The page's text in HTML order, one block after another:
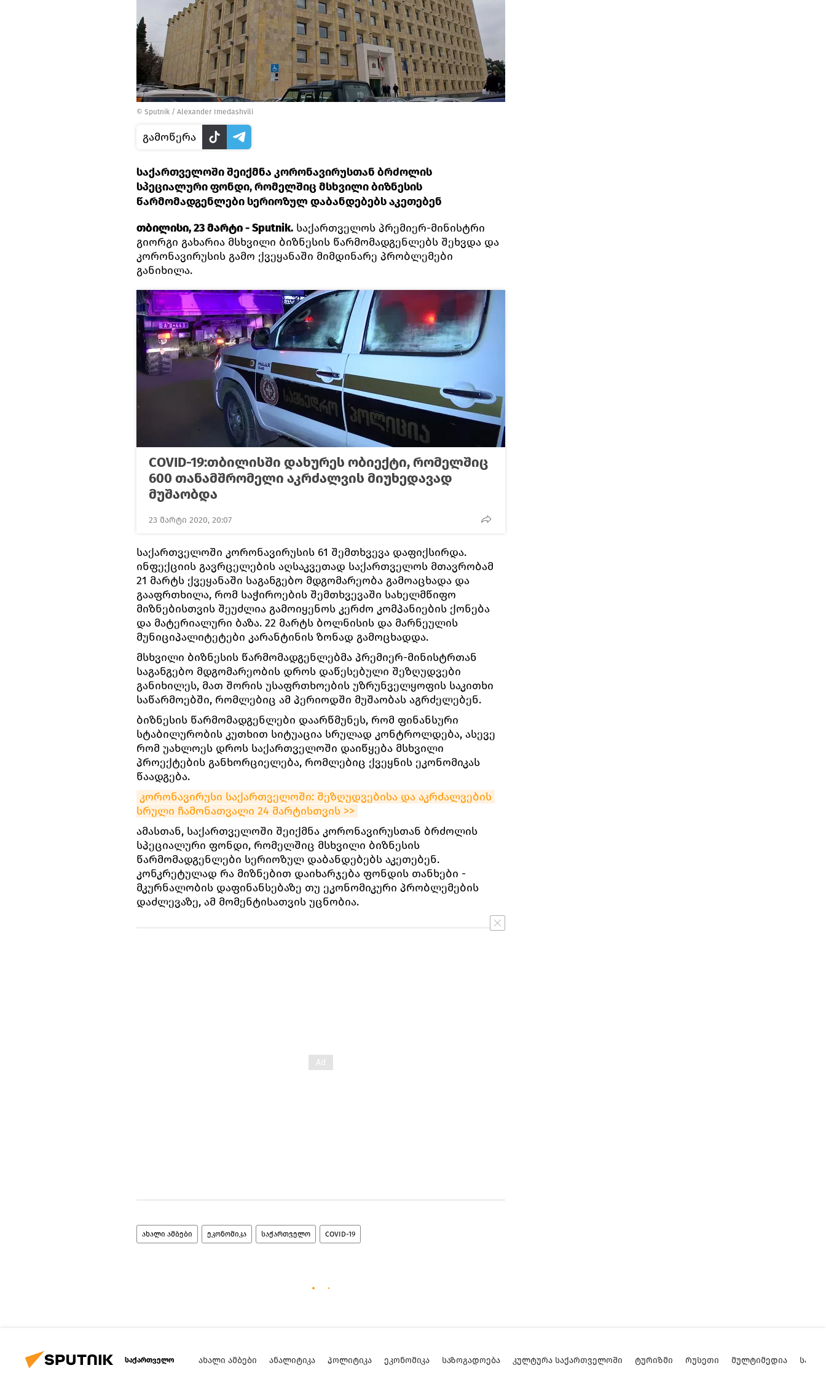
© Sputnik / Alexander Imedashvili
გამოწერა
საქართველოში შეიქმნა კორონავირუსთან ბრძოლის
სპეციალური ფონდი, რომელშიც მსხვილი ბიზნესის
წარმომადგენლები სერიოზულ დაბანდებებს აკეთებენ
თბილისი, 23 მარტი - Sputnik. საქართველოს პრემიერ-მინისტრი
გიორგი გახარია მსხვილი ბიზნესის წარმომადგენლებს შეხვდა და
კორონავირუსის გამო ქვეყანაში მიმდინარე პრობლემები
განიხილა.
COVID-19:თბილისში დახურეს ობიექტი, რომელშიც
600 თანამშრომელი აკრძალვის მიუხედავად
მუშაობდა
23 მარტი 2020, 20:07
საქართველოში კორონავირუსის 61 შემთხვევა დაფიქსირდა.
ინფექციის გავრცელების აღსაკვეთად საქართველოს მთავრობამ
21 მარტს ქვეყანაში საგანგებო მდგომარეობა გამოაცხადა და
გააფრთხილა, რომ საჭიროების შემთხვევაში სახელმწიფო
მიზნებისთვის შეუძლია გამოიყენოს კერძო კომპანიების ქონება
და მატერიალური ბაზა. 22 მარტს ბოლნისის და მარნეულის
მუნიციპალიტეტები კარანტინის ზონად გამოცხადდა.
მსხვილი ბიზნესის წარმომადგენლებმა პრემიერ-მინისტრთან
საგანგებო მდგომარეობის დროს დაწესებული შეზღუდვები
განიხილეს, მათ შორის უსაფრთხოების უზრუნველყოფის საკითხი
საწარმოებში, რომლებიც ამ პერიოდში მუშაობას აგრძელებენ.
ბიზნესის წარმომადგენლები დაარწმუნეს, რომ ფინანსური
სტაბილურობის კუთხით სიტუაცია სრულად კონტროლდება, ასევე
რომ უახლოეს დროს საქართველოში დაიწყება მსხვილი
პროექტების განხორციელება, რომლებიც ქვეყნის ეკონომიკას
წაადგება.
კორონავირუსი საქართველოში: შეზღუდვებისა და აკრძალვების
სრული ჩამონათვალი 24 მარტისთვის >>
ამასთან, საქართველოში შეიქმნა კორონავირუსთან ბრძოლის
სპეციალური ფონდი, რომელშიც მსხვილი ბიზნესის
წარმომადგენლები სერიოზულ დაბანდებებს აკეთებენ.
კონკრეტულად რა მიზნებით დაიხარჯება ფონდის თანხები -
მკურნალობის დაფინანსებაზე თუ ეკონომიკური პრობლემების
დაძლევაზე, ამ მომენტისათვის უცნობია.
ახალი ამბები ეკონომიკა საქართველო COVID-19
საქართველო ᲐᲮᲐᲚᲘ ᲐᲛᲑᲔᲑᲘ ᲐᲜᲐᲚᲘᲢᲘᲙᲐ ᲞᲝᲚᲘᲢᲘᲙᲐ ᲔᲙᲝᲜᲝᲛᲘᲙᲐ ᲡᲐᲖᲝᲒᲐᲓᲝᲔᲑᲐ ᲙᲣᲚᲢᲣᲠᲐ ᲡᲐᲥᲐᲠᲗᲕᲔᲚᲝᲨᲘ ᲢᲣᲠᲘᲖᲛᲘ ᲠᲣᲡᲔᲗᲘ ᲛᲣᲚᲢᲘᲛᲔᲓᲘᲐ